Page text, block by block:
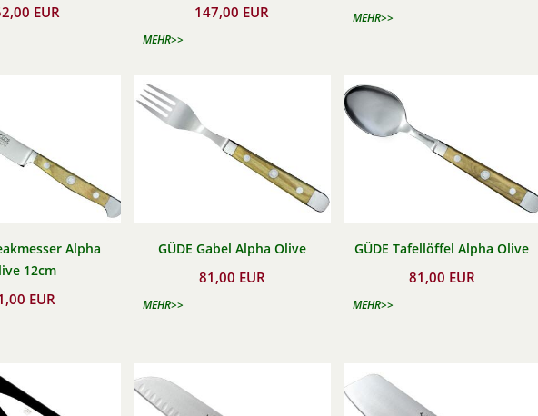
EUR 147,00 EUR
MEHR>>
MEHR>>
Alpha
12cm
EUR
GÜDE Gabel Alpha Olive
81,00 EUR
MEHR>>
GÜDE Tafellöffel Alpha Olive
81,00 EUR
MEHR>>